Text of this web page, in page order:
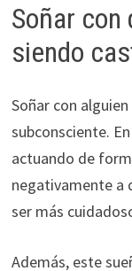
Soñar
siendo
Soñar con
subconsciente.
actuando de
negativamente a
ser más
Además, este